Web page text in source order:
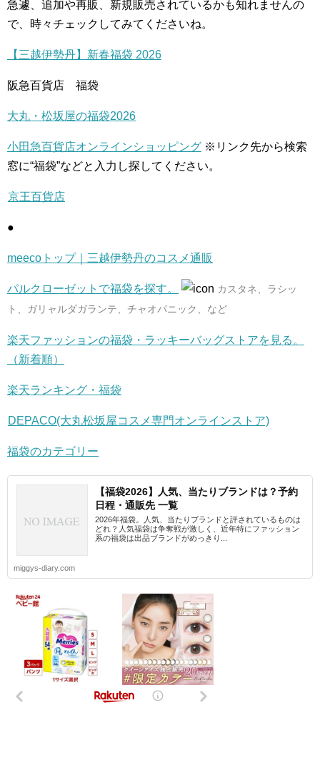
急遽、追加や再販、新規販売されているかも知れませんの
で、時々チェックしてみてくださいね。
【三越伊勢丹】新春福袋 2026
阪急百貨店 福袋
大丸・松坂屋の福袋2026
小田急百貨店オンラインショッピング ※リンク先から検索
窓に“福袋”などと入力し探してください。
京王百貨店
●
meecoトップ｜三越伊勢丹のコスメ通販
パルクローゼットで福袋を探す。
カスタネ、ラシッ
ト、ガリャルダガランテ、チャオパニック、など
楽天ファッションの福袋・ラッキーバッグストアを見る。
（新着順）
楽天ランキング・福袋
DEPACO(大丸松坂屋コスメ専門オンラインストア)
福袋のカテゴリー
【福袋2026】人気、当たりブランドは？予約
日程・通販先 一覧
2026年福袋。人気、当たりブランドと評されているものは
どれ？人気福袋は争奪戦が激しく、近年特にファッション
系の福袋は出品ブランドがめっきり...
miggys-diary.com